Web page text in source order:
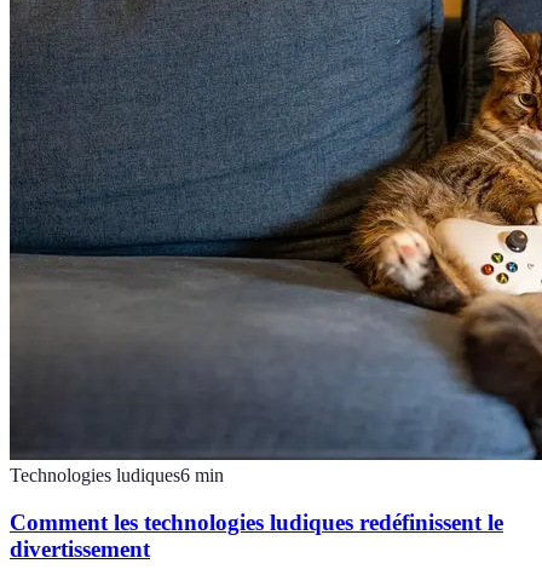
Technologies ludiques6 min
Comment les technologies ludiques redéfinissent le
divertissement